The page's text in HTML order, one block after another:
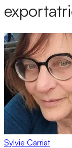
Sylvie Carriat